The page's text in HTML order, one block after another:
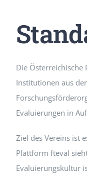
Für
Editorial
Peer Review
Abo
Die
Institutionen aus
Evaluierungen in
Ziel des Vereins ist
Plattform fteval
Evaluierungskultur